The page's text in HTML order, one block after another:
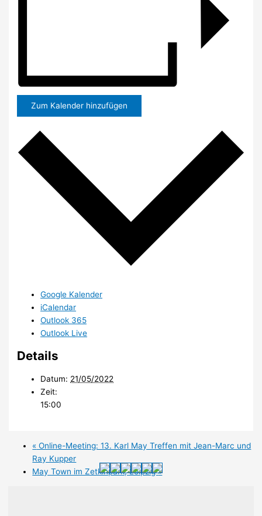
Zum Kalender hinzufügen
Google Kalender
iCalendar
Outlook 365
Outlook Live
Details
Datum: 21/05/2022
Zeit:
15:00
« Online-Meeting: 13. Karl May Treffen mit Jean-Marc und
Ray Kupper
May Town im Zetkinpark, Leipzig»